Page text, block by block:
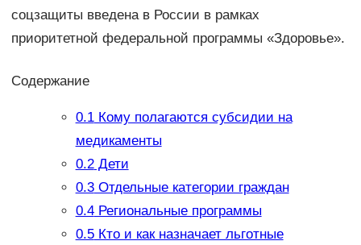
соцзащиты введена в России в рамках
приоритетной федеральной программы «Здоровье».
Содержание
0.1Кому полагаются субсидии на
медикаменты
0.2Дети
0.3Отдельные категории граждан
0.4Региональные программы
0.5Кто и как назначает льготные